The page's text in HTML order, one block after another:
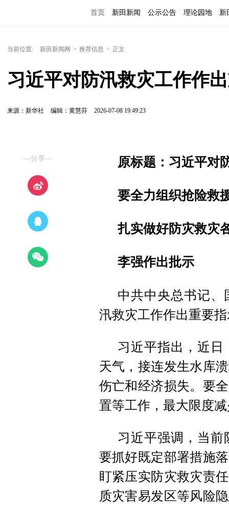
首页 新田新闻 公示公告 理论园地 新
当前位置: 新田新闻网 > 推荐信息 > 正文
习近平对防汛救灾工作作
来源：新华社 编辑：黄慧芬 2026-07-08 19:49:23
—分享— 原标题：习近平对
要全力组织抢险救
扎实做好防灾救灾
李强作出批示
中共中央总书记
汛救灾工作作出重要
习近平指出，近
天气，接连发生水库
伤亡和经济损失。要
置等工作，最大限度
习近平强调，当
要抓好既定部署措施
盯紧压实防灾救灾责
质灾害易发区等风险